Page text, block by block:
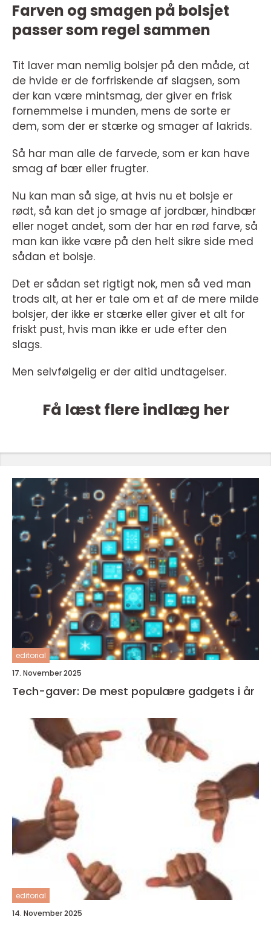
Farven og smagen på bolsjet
passer som regel sammen
Tit laver man nemlig bolsjer på den måde, at
de hvide er de forfriskende af slagsen, som
der kan være mintsmag, der giver en frisk
fornemmelse i munden, mens de sorte er
dem, som der er stærke og smager af lakrids.
Så har man alle de farvede, som er kan have
smag af bær eller frugter.
Nu kan man så sige, at hvis nu et bolsje er
rødt, så kan det jo smage af jordbær, hindbær
eller noget andet, som der har en rød farve, så
man kan ikke være på den helt sikre side med
sådan et bolsje.
Det er sådan set rigtigt nok, men så ved man
trods alt, at her er tale om et af de mere milde
bolsjer, der ikke er stærke eller giver et alt for
friskt pust, hvis man ikke er ude efter den
slags.
Men selvfølgelig er der altid undtagelser.
Få læst flere indlæg her
editorial
17. November 2025
Tech-gaver: De mest populære gadgets i år
editorial
14. November 2025